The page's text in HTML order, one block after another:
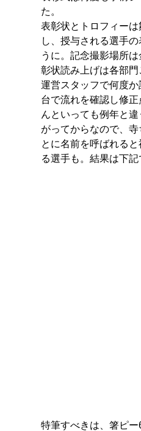
た。
表彰状とトロフィー
し、授与される選手
うに。記念撮影場所
彰状読み上げは各部
運営スタッフで何度
台で流れを確認し修
んといっても例年と
がってからなので、
とに名前を呼ばれる
る選手も。結果は下記
特筆すべきは、箸ピ